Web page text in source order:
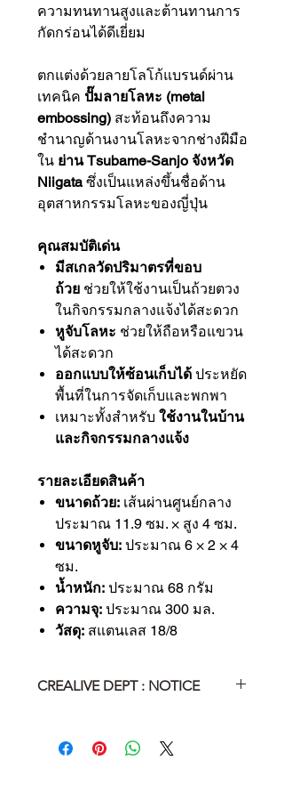
ความทนทานสูงและต้านทานการ
กัดกร่อนได้ดีเยี่ยม
ตกแต่งด้วยลายโลโก้แบรนด์ผ่าน
เทคนิค ปั๊มลายโลหะ (metal
embossing) สะท้อนถึงความ
ชำนาญด้านงานโลหะจากช่างฝีมือ
ใน ย่าน Tsubame-Sanjo จังหวัด
Niigataซึ่งเป็นแหล่งขึ้นชื่อด้าน
อุตสาหกรรมโลหะของญี่ปุ่น
คุณสมบัติเด่น
มีสเกลวัดปริมาตรที่ขอบ
ถ้วย ช่วยให้ใช้งานเป็นถ้วยตวง
ในกิจกรรมกลางแจ้งได้สะดวก
หูจับโลหะ ช่วยให้ถือหรือแขวน
ได้สะดวก
ออกแบบให้ซ้อนเก็บได้ ประหยัด
พื้นที่ในการจัดเก็บและพกพา
เหมาะทั้งสำหรับ ใช้งานในบ้าน
และกิจกรรมกลางแจ้ง
รายละเอียดสินค้า
ขนาดถ้วย: เส้นผ่านศูนย์กลาง
ประมาณ 11.9 ซม. × สูง 4 ซม.
ขนาดหูจับ: ประมาณ 6 × 2 × 4
ซม.
น้ำหนัก: ประมาณ 68 กรัม
ความจุ: ประมาณ 300 มล.
วัสดุ: สแตนเลส 18/8
CREALIVE DEPT : NOTICE
dimension might be different
because of the thermal expansion